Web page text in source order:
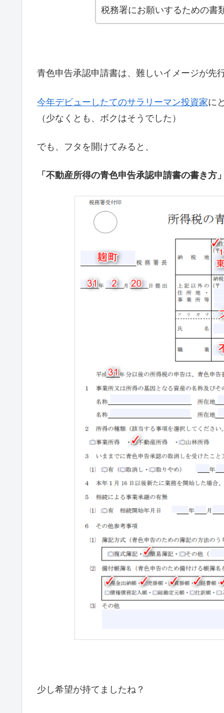
税務署にお願いするための書
青色申告承認申請書は、難しいイメージが先
今年デビューしたてのサラリーマン投資家に
（少なくとも、ボクはそうでした）
でも、フタを開けてみると、
「不動産所得の青色申告承認申請書の書き方
少し希望が持てましたね？